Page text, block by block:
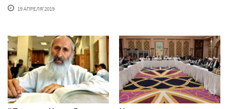
19 АПРЕЛЯ'2019